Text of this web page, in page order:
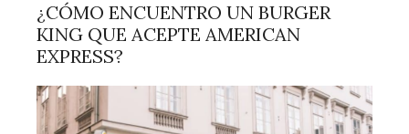
¿CÓMO ENCUENTRO UN BURGER
KING QUE ACEPTE AMERICAN
EXPRESS?